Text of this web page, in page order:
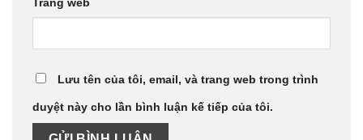
Trang web
Lưu tên của tôi, email, và trang web trong trình
duyệt này cho lần bình luận kế tiếp của tôi.